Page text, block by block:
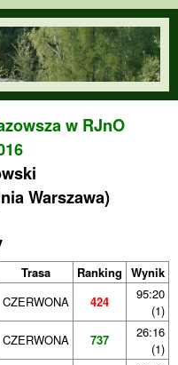
w RJnO
Warszawa)
Trasa Ranking Wynik
CZERWONA 424
95:20
(1)
CZERWONA 737
26:16
(1)